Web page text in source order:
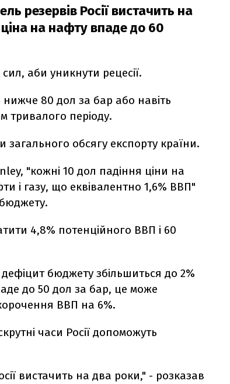
резервів Росії вистачить на
ціна на нафту впаде до 60
аби уникнути рецесії.
80 дол за бар або навіть
тривалого періоду.
загального обсягу експорту країни.
"кожні 10 дол падіння ціни на
і газу, що еквівалентно 1,6% ВВП"
4,8% потенційного ВВП і 60
бюджету збільшиться до 2%
до 50 дол за бар, це може
ВВП на 6%.
часи Росії допоможуть
вистачить на два роки," - розказав